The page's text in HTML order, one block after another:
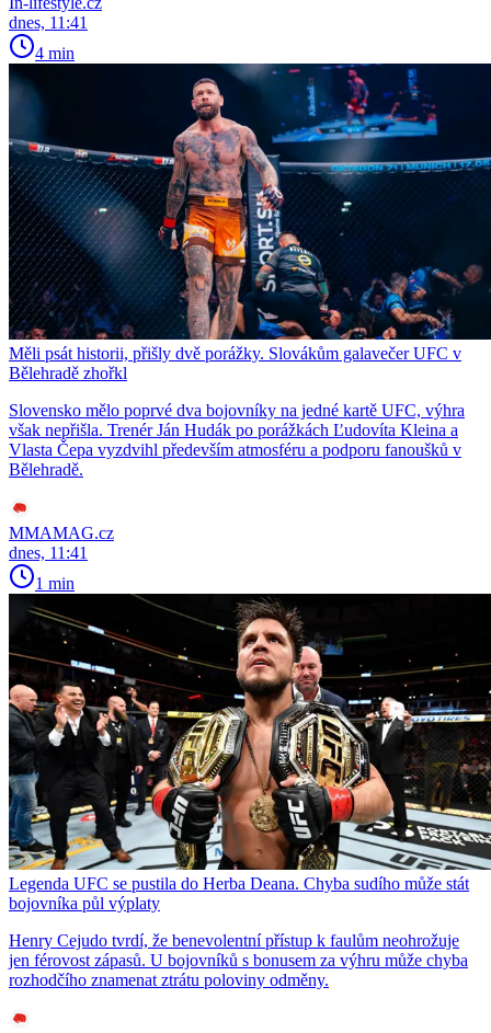
dnes, 11:41
4 min
Měli psát historii, přišly dvě porážky. Slovákům galavečer UFC v
Bělehradě zhořkl
Slovensko mělo poprvé dva bojovníky na jedné kartě UFC, výhra
však nepřišla. Trenér Ján Hudák po porážkách Ľudovíta Kleina a
Vlasta Čepa vyzdvihl především atmosféru a podporu fanoušků v
Bělehradě.
MMAMAG.cz
dnes, 11:41
1 min
Legenda UFC se pustila do Herba Deana. Chyba sudího může stát
bojovníka půl výplaty
Henry Cejudo tvrdí, že benevolentní přístup k faulům neohrožuje
jen férovost zápasů. U bojovníků s bonusem za výhru může chyba
rozhodčího znamenat ztrátu poloviny odměny.